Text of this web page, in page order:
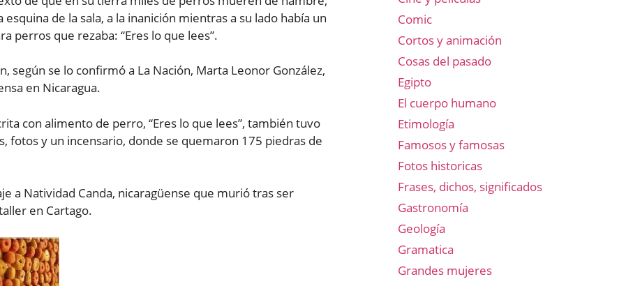
de la sala, a la inanición mientras a su lado había un
perros que rezaba: “Eres lo que lees”.
según se lo confirmó a La Nación, Marta Leonor González,
en Nicaragua.
con alimento de perro, “Eres lo que lees”, también tuvo
fotos y un incensario, donde se quemaron 175 piedras de
a Natividad Canda, nicaragüense que murió tras ser
en Cartago.
Comic
Cortos y animación
Cosas del pasado
Egipto
El cuerpo humano
Etimología
Famosos y famosas
Fotos historicas
Frases, dichos, significados
Gastronomía
Geología
Gramatica
Grandes mujeres